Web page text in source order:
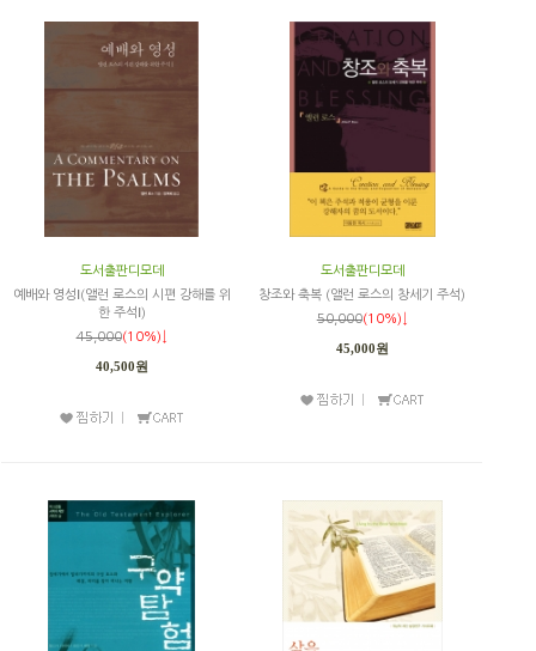
도서출판디모데
예배와 영성Ⅰ(앨런 로스의 시편 강해를 위
한 주석Ⅰ)
45,000(10%)↓
40,500원
도서출판디모데
창조와 축복 (앨런 로스의 창세기 주석)
50,000(10%)↓
45,000원